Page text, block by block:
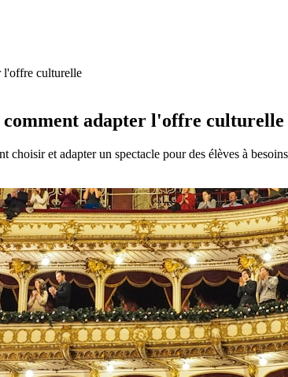
l'offre culturelle
comment adapter l'offre culturelle
et adapter un spectacle pour des élèves à